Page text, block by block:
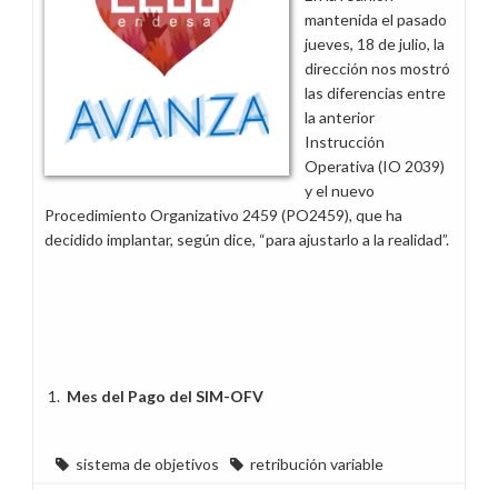
mantenida el pasado
jueves, 18 de julio, la
dirección nos mostró
las diferencias entre
la anterior
Instrucción
Operativa (IO 2039)
y el nuevo
Procedimiento Organizativo 2459 (PO2459), que ha
decidido implantar, según dice, “para ajustarlo a la realidad”.
1. Mes del Pago del SIM-OFV
sistema de objetivos retribución variable